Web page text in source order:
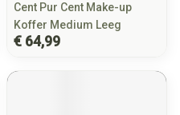
Cent Pur Cent Make-up
Koffer Medium Leeg
€ 64,99